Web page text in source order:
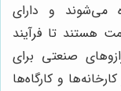
می‌شوند و دارای
هستند تا فرآیند
صنعتی برای
و کارگاه‌ها